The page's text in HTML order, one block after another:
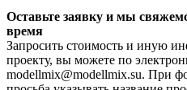
Оставьте заявку и мы
время
Запросить стоимость и иную
проекту, вы можете по
modellmix@modellmix.su. При